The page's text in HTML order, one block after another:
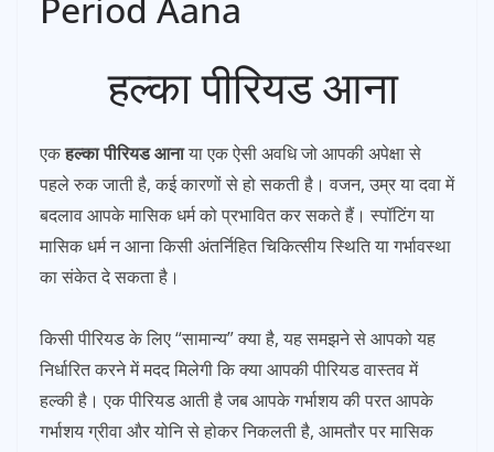
हल्का पीरियड आना
एकहल्का पीरियड आनाया एक ऐसी अवधि जो आपकी अपेक्षा से
पहले रुक जाती है, कई कारणों से हो सकती है। वजन, उम्र या दवा में
बदलाव आपके मासिक धर्म को प्रभावित कर सकते हैं। स्पॉटिंग या
मासिक धर्म न आना किसी अंतर्निहित चिकित्सीय स्थिति या गर्भावस्था
का संकेत दे सकता है।
किसी पीरियड के लिए “सामान्य” क्या है, यह समझने से आपको यह
निर्धारित करने में मदद मिलेगी कि क्या आपकी पीरियड वास्तव में
हल्की है। एक पीरियड आती है जब आपके गर्भाशय की परत आपके
गर्भाशय ग्रीवा और योनि से होकर निकलती है, आमतौर पर मासिक